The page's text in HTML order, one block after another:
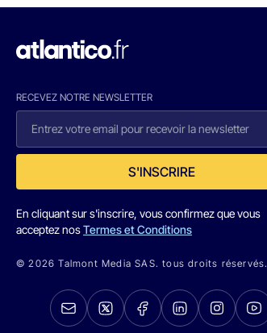
RECEVEZ NOTRE NEWSLETTER
S'INSCRIRE
En cliquant sur s'inscrire, vous confirmez que vous
acceptez nosTermes et Conditions
© 2026 Talmont Media SAS. tous droits réservés.